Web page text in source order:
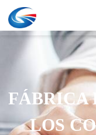
FÁBRICA
LOS